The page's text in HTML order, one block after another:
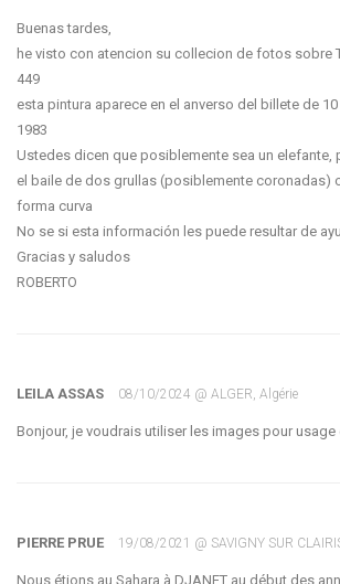
Buenas tardes,
he visto con atencion su collecion de fotos sobre
449
esta pintura aparece en el anverso del billete de
1983
Ustedes dicen que posiblemente sea un elefante,
el baile de dos grullas (posiblemente coronadas)
forma curva
No se si esta información les puede resultar de
Gracias y saludos
ROBERTO
LEILA ASSAS 08/10/2024 @ ALGER, Algérie
Bonjour, je voudrais utiliser les images pour usage
PIERRE PRUE 19/08/2021 @ SAVIGNY SUR
Nous étions au Sahara à DJANET au début des